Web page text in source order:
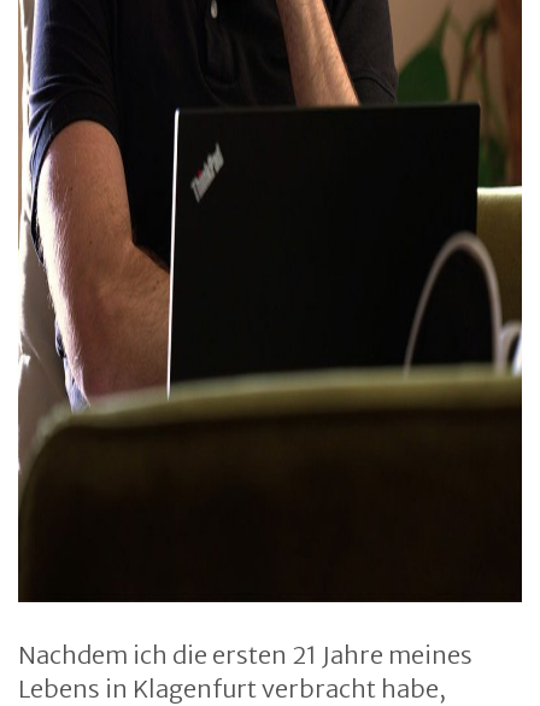
Nachdem ich die ersten 21 Jahre meines
Lebens in Klagenfurt verbracht habe,